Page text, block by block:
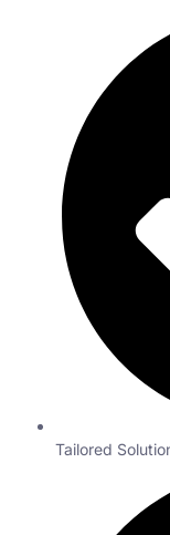
Tailored